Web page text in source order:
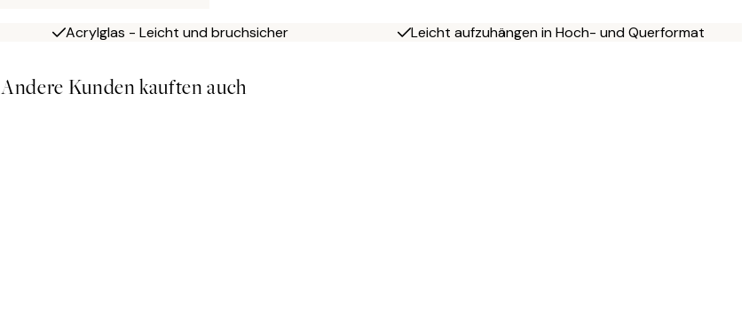
Acrylglas - Leicht und bruchsicher Leicht aufzuhängen in Hoch- und Querformat
Andere Kunden kauften auch